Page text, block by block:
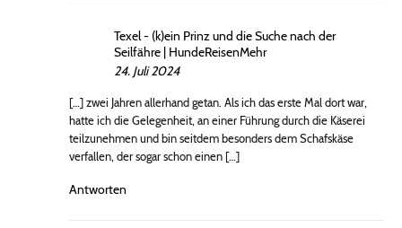
Texel - (k)ein Prinz und die Suche nach der
Seilfähre | HundeReisenMehr
24. Juli 2024
[…] zwei Jahren allerhand getan. Als ich das erste Mal dort war,
hatte ich die Gelegenheit, an einer Führung durch die Käserei
teilzunehmen und bin seitdem besonders dem Schafskäse
verfallen, der sogar schon einen […]
Antworten